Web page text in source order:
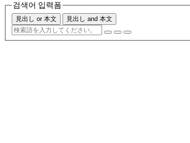
검색어 입력폼
見出し or 本文 見出し and 本文